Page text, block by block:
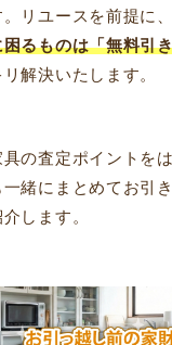
リユースを前提に、
るものは「無料引
解決いたします。
の査定ポイントを
一緒にまとめてお引
します。